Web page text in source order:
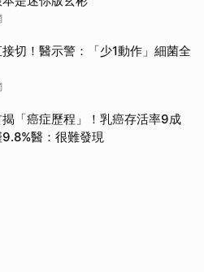
切！醫示警：「少1動作」細菌全
「癌症歷程」！乳癌存活率9成
醫：很難發現